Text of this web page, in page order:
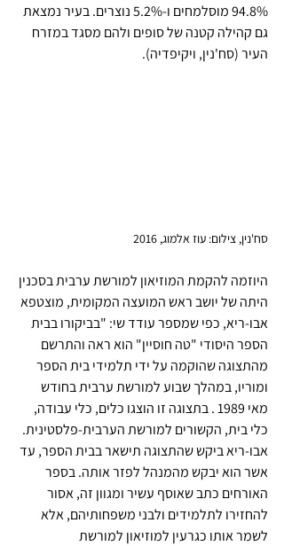
94.8% מוסלמחים ו-5.2% נוצרים. בעיר נמצאת
גם קהילה קטנה של סופים ולהם מסגד במזרח
העיר (סח'נין, ויקיפדיה).
סח'נין, צילום: עוז אלמוג, 2016
היוזמה להקמת המוזיאון למורשת ערבית בסכנין
היתה של יושב ראש המועצה המקומית, מוצטפא
אבו-ריא, כפי שמספר עודד שי: "בביקורו בבית
הספר היסודי "טה חוסיין" הוא ראה והתרשם
מהתצוגה שהוקמה על ידי תלמידי בית הספר
ומוריו, במהלך שבוע למורשת ערבית בחודש
מאי 1989 . בתצוגה זו הוצגו כלים, כלי עבודה,
כלי בית, הקשורים למורשת הערבית-פלסטינית.
אבו-ריא ביקש שהתצוגה תישאר בבית הספר, עד
אשר הוא יבקש מהמנהל לפזר אותה. בספר
האורחים כתב שאוסף עשיר ומגוון זה, אסור
להחזירו לתלמידים ולבני משפחותיהם, אלא
לשמר אותו כגרעין למוזיאון למורשת